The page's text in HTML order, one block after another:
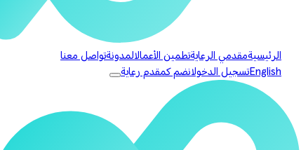
الرئيسيةمقدمي الرعايةتطمين الأعمالالمدونةتواصل معنا
English تسجيل الدخولانضم كمقدم رعاية